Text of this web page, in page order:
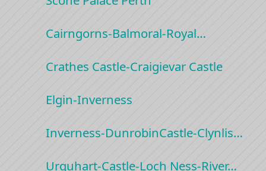
Cairngorns-Balmoral-Royal…
Crathes Castle-Craigievar Castle
Elgin-Inverness
Inverness-DunrobinCastle-Clynlis…
Urquhart-Castle-Loch Ness-River…